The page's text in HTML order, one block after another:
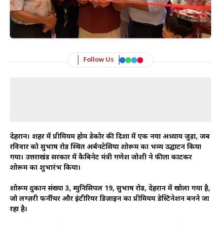
Follow Us
देहरादून। शहर में प्रीमियम होम डेकोर की दिशा में एक नया अध्याय जुड़ा, जब
रविवार को सुभाष रोड स्थित अर्बनटेसिया शोरूम का भव्य उद्घाटन किया
गया। उत्तराखंड सरकार में कैबिनेट मंत्री गणेश जोशी ने फीता काटकर
शोरूम का शुभारंभ किया।
शोरूम दुकान संख्या 3, म्युनिसिपल 19, सुभाष रोड, देहरादून में खोला गया है,
जो लग्ज़री फर्नीचर और इंटीरियर डिज़ाइन का प्रीमियम डेस्टिनेशन बनने जा
रहा है।